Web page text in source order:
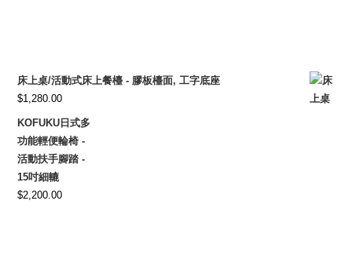
床上桌/活動式床上餐檯 - 膠板檯面, 工字底座
$1,280.00
KOFUKU日式多
功能輕便輪椅 -
活動扶手腳踏 -
15吋細轆
$2,200.00